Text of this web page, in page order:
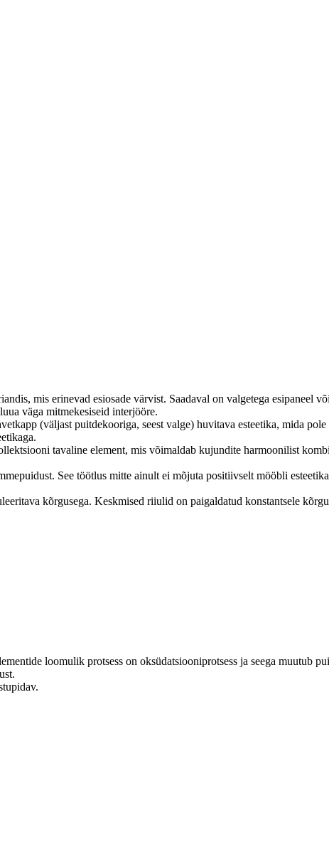
mis erinevad esiosade värvist. Saadaval on valgetega esipaneel
väga mitmekesiseid interjööre.
(väljast puitdekooriga, seest valge) huvitava esteetika, mida
tavaline element, mis võimaldab kujundite harmoonilist
See töötlus mitte ainult ei mõjuta positiivselt mööbli
kõrgusega. Keskmised riiulid on paigaldatud konstantsele
loomulik protsess on oksüdatsiooniprotsess ja seega muutub